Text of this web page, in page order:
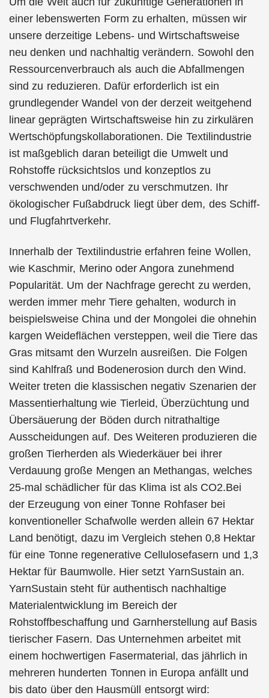
einer lebenswerten Form zu erhalten, müssen wir
unsere derzeitige Lebens- und Wirtschaftsweise
neu denken und nachhaltig verändern. Sowohl den
Ressourcenverbrauch als auch die Abfallmengen
sind zu reduzieren. Dafür erforderlich ist ein
grundlegender Wandel von der derzeit weitgehend
linear geprägten Wirtschaftsweise hin zu zirkulären
Wertschöpfungskollaborationen. Die Textilindustrie
ist maßgeblich daran beteiligt die Umwelt und
Rohstoffe rücksichtslos und konzeptlos zu
verschwenden und/oder zu verschmutzen. Ihr
ökologischer Fußabdruck liegt über dem, des Schiff-
und Flugfahrtverkehr.
Innerhalb der Textilindustrie erfahren feine Wollen,
wie Kaschmir, Merino oder Angora zunehmend
Popularität. Um der Nachfrage gerecht zu werden,
werden immer mehr Tiere gehalten, wodurch in
beispielsweise China und der Mongolei die ohnehin
kargen Weideflächen versteppen, weil die Tiere das
Gras mitsamt den Wurzeln ausreißen. Die Folgen
sind Kahlfraß und Bodenerosion durch den Wind.
Weiter treten die klassischen negativ Szenarien der
Massentierhaltung wie Tierleid, Überzüchtung und
Übersäuerung der Böden durch nitrathaltige
Ausscheidungen auf. Des Weiteren produzieren die
großen Tierherden als Wiederkäuer bei ihrer
Verdauung große Mengen an Methangas, welches
25-mal schädlicher für das Klima ist als CO2.Bei
der Erzeugung von einer Tonne Rohfaser bei
konventioneller Schafwolle werden allein 67 Hektar
Land benötigt, dazu im Vergleich stehen 0,8 Hektar
für eine Tonne regenerative Cellulosefasern und 1,3
Hektar für Baumwolle. Hier setzt YarnSustain an.
YarnSustain steht für authentisch nachhaltige
Materialentwicklung im Bereich der
Rohstoffbeschaffung und Garnherstellung auf Basis
tierischer Fasern. Das Unternehmen arbeitet mit
einem hochwertigen Fasermaterial, das jährlich in
mehreren hunderten Tonnen in Europa anfällt und
bis dato über den Hausmüll entsorgt wird: